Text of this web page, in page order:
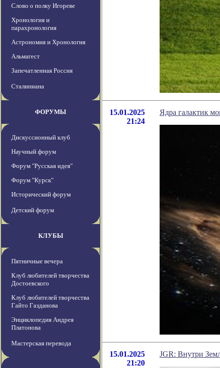
Слово о полку Игореве
Хронология и
парахронология
Астрономия и Хронология
Альмагест
Запечатленная Россия
Сталиниана
ФОРУМЫ
Дискуссионный клуб
Научный форум
Форум "Русская идея"
Форум "Курск"
Исторический форум
Детский форум
КЛУБЫ
Пятничные вечера
Клуб любителей творчества
Достоевского
Клуб любителей творчества
Гайто Газданова
Энциклопедия Андрея
Платонова
Мастерская перевода
15.01.2025
21:24
Ядра галактик
15.01.2025
21:20
JGR: Внутри